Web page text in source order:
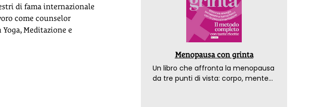
di fama internazionale
come counselor
Meditazione e
Menopausa con grinta
Un libro che affronta la menopausa
da tre punti di vista: corpo, mente